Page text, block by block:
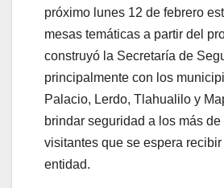
próximo lunes 12 de febrero
mesas temáticas a partir del
construyó la Secretaría de
principalmente con los
Palacio, Lerdo, Tlahualilo y
brindar seguridad a los más de
visitantes que se espera
entidad.